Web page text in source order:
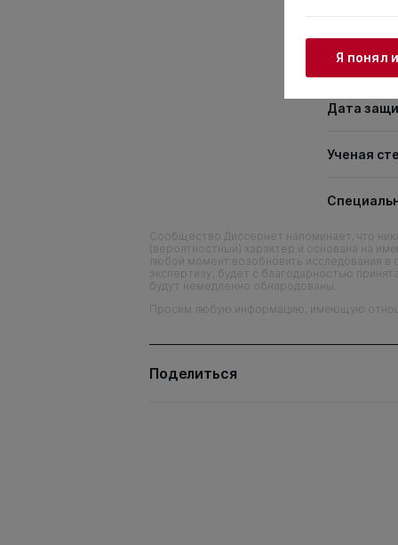
совет
Дата
Ученая
Сообщество Диссернет напоминает, что
(вероятностный) характер и основана на
любой момент возобновить исследования в
экспертизу, будет с благодарностью
будут немедленно обнародованы.
Просим любую информацию, имеющую
Поделиться
Я понял